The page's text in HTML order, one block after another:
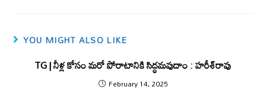
YOU MIGHT ALSO LIKE
TG | నీళ్ల కోసం మరో పోరాటానికి సిద్ధమవుదాం : హరీశ్‌రావు
February 14, 2025